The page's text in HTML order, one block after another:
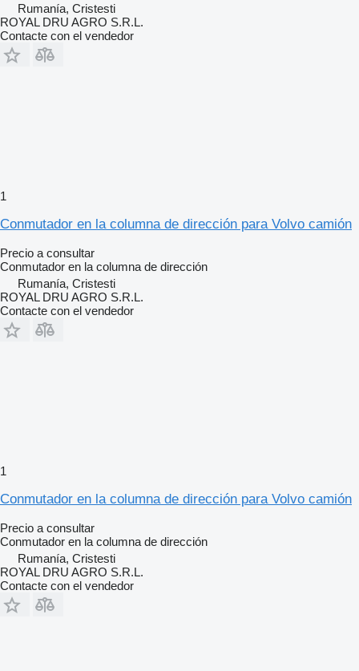
Rumanía, Cristesti
ROYAL DRU AGRO S.R.L.
Contacte con el vendedor
1
Conmutador en la columna de dirección para Volvo camión
Precio a consultar
Conmutador en la columna de dirección
Rumanía, Cristesti
ROYAL DRU AGRO S.R.L.
Contacte con el vendedor
1
Conmutador en la columna de dirección para Volvo camión
Precio a consultar
Conmutador en la columna de dirección
Rumanía, Cristesti
ROYAL DRU AGRO S.R.L.
Contacte con el vendedor